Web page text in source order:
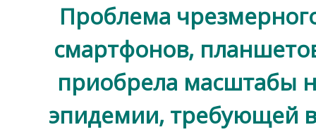
Проблема
смартфонов,
приобрела масштабы
эпидемии, требующей